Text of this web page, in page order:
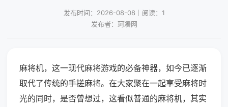
发布时间：2026-08-08｜阅读：1
发布者：珂凑网
麻将机，这一现代麻将游戏的必备神器，如今已逐渐
取代了传统的手搓麻将。在大家聚在一起享受麻将时
光的同时，是否曾想过，这看似普通的麻将机，其实